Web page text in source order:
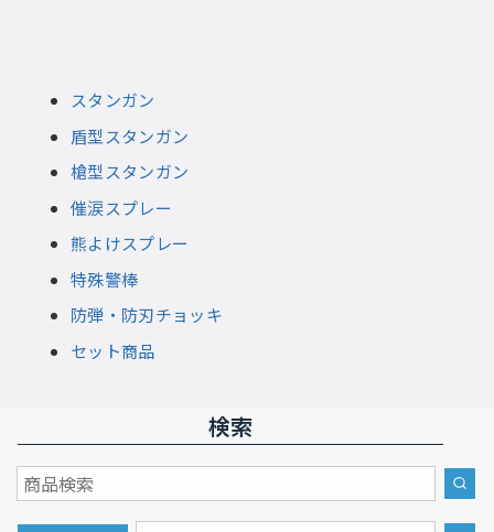
スタンガン
盾型スタンガン
槍型スタンガン
催涙スプレー
熊よけスプレー
特殊警棒
防弾・防刃チョッキ
セット商品
検索